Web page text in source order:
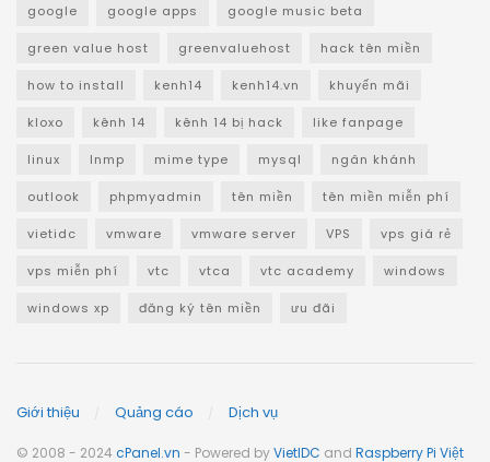
google google apps google music beta
green value host greenvaluehost hack tên miền
how to install kenh14 kenh14.vn khuyến mãi
kloxo kênh 14 kênh 14 bị hack like fanpage
linux lnmp mime type mysql ngân khánh
outlook phpmyadmin tên miền tên miền miễn phí
vietidc vmware vmware server VPS vps giá rẻ
vps miễn phí vtc vtca vtc academy windows
windows xp đăng ký tên miền ưu đãi
Giới thiệu Quảng cáo Dịch vụ
© 2008 - 2024 cPanel.vn - Powered byVietIDC and Raspberry Pi Việt